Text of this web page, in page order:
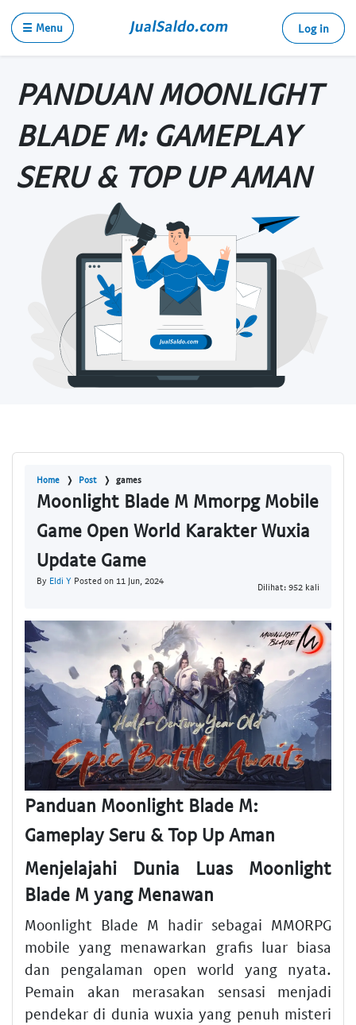
☰ Menu Log in
PANDUAN MOONLIGHT
BLADE M: GAMEPLAY
SERU & TOP UP AMAN
Home Post games
Moonlight Blade M Mmorpg Mobile
Game Open World Karakter Wuxia
Update Game
By Eldi Y Posted on 11 Jun, 2024
Dilihat: 952 kali
Panduan Moonlight Blade M:
Gameplay Seru & Top Up Aman
Menjelajahi Dunia Luas Moonlight
Blade M yang Menawan
Moonlight Blade M hadir sebagai MMORPG
mobile yang menawarkan grafis luar biasa
dan pengalaman open world yang nyata.
Pemain akan merasakan sensasi menjadi
pendekar di dunia wuxia yang penuh misteri